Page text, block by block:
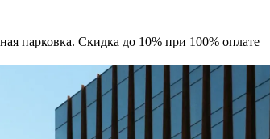
парковка. Скидка до 10% при 100% оплате